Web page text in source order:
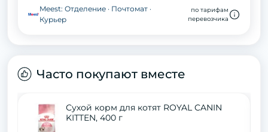
Meest: Отделение · Почтомат ·
Курьер
по тарифам
перевозчика
Часто покупают вместе
Сухой корм для котят ROYAL CANIN
KITTEN, 400 г